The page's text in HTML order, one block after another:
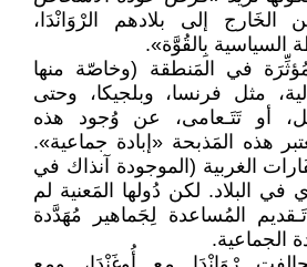
الخَارج إلى بلادهم الرْوَانْدَا،
السياسية بِالقُوَّة».
في المَنطقة (وخاصّة منها
مثل فرنسا، وبلجيكا، وحتى
أو تَتَـعامى، عن وُجود هذه
هذه المَذبحة «إبادة جماعية».
الغربية (الموجودة آنذاك في
في البلاد. لكن دُولها المَعنية لم
المُساعدة لِجَماهير مُهَدَّدة
الجماعية.